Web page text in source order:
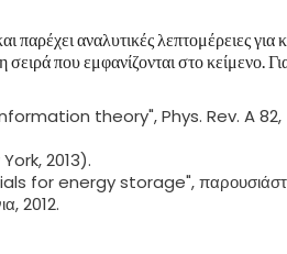
αναλυτικές λεπτομέρειες για
που εμφανίζονται στο κείμενο.
theory", Phys. Rev. A 82,
2013).
for energy storage",
2012.